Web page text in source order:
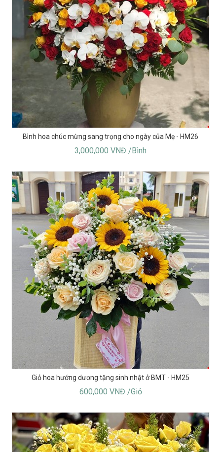
Bình hoa chúc mừng sang trọng cho ngày của Mẹ - HM26
3,000,000 VNĐ /Bình
Giỏ hoa hướng dương tặng sinh nhật ở BMT - HM25
600,000 VNĐ /Giỏ